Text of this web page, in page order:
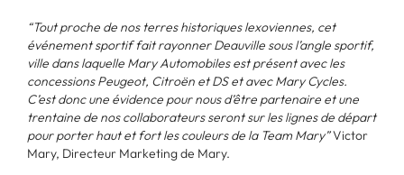
“Tout proche de nos terres historiques lexoviennes, cet
événement sportif fait rayonner Deauville sous l’angle sportif,
ville dans laquelle Mary Automobiles est présent avec les
concessions Peugeot, Citroën et DS et avec Mary Cycles.
C’est donc une évidence pour nous d’être partenaire et une
trentaine de nos collaborateurs seront sur les lignes de départ
pour porter haut et fort les couleurs de la Team Mary”Victor
Mary, Directeur Marketing de Mary.